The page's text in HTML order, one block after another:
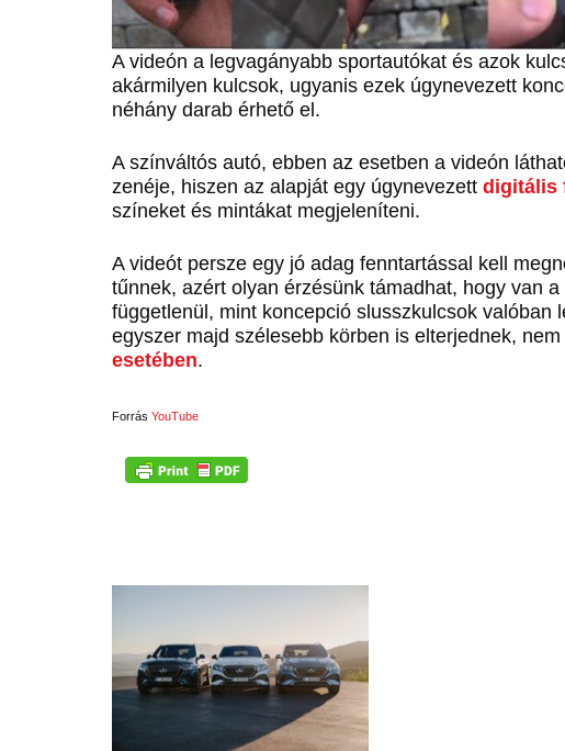
A videón a legvagányabb sportautókat és azok
akármilyen kulcsok, ugyanis ezek úgynevezett
néhány darab érhető el.
A színváltós autó, ebben az esetben a videón
zenéje, hiszen az alapját egy úgynevezett digitális
színeket és mintákat megjeleníteni.
A videót persze egy jó adag fenntartással kell
tűnnek, azért olyan érzésünk támadhat, hogy van
függetlenül, mint koncepció slusszkulcsok valóban
egyszer majd szélesebb körben is elterjednek,
esetében.
Forrás YouTube